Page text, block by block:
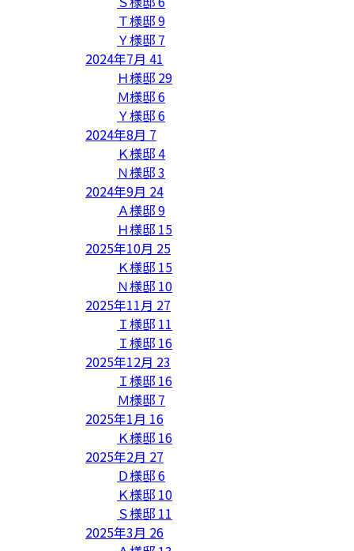
Ｔ様邸9
Ｙ様邸 7
2024年7月 41
Ｈ様邸 29
Ｍ様邸6
Ｙ様邸6
2024年8月 7
Ｋ様邸4
Ｎ様邸3
2024年9月 24
Ａ様邸9
Ｈ様邸 15
2025年10月 25
Ｋ様邸 15
Ｎ様邸 10
2025年11月 27
Ｉ様邸 11
Ｉ様邸 16
2025年12月 23
Ｉ様邸 16
Ｍ様邸 7
2025年1月 16
Ｋ様邸 16
2025年2月 27
Ｄ様邸6
Ｋ様邸 10
Ｓ様邸 11
2025年3月 26